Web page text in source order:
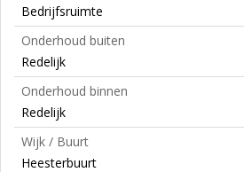
Bedrijfsruimte
Onderhoud buiten
Redelijk
Onderhoud binnen
Redelijk
Wijk / Buurt
Heesterbuurt